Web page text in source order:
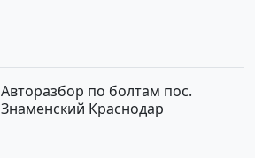
Авторазбор по болтам пос.
Знаменский Краснодар